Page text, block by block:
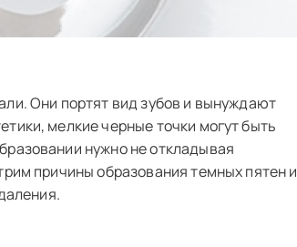
Они портят вид зубов и вынуждают
мелкие черные точки могут быть
нужно не откладывая
причины образования темных пятен и